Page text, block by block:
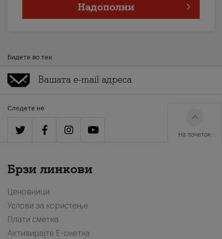
Надополни
Бидете во тек
Следете нè
На почеток
Брзи линкови
Ценовници
Услови за користење
Плати сметка
Активирајте Е-сметка